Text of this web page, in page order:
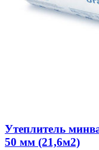
Утеплитель
50 мм (21,6м2)